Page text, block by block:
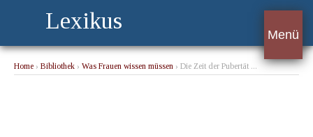
Lexikus
Menü
Home › Bibliothek › Was Frauen wissen müssen › Die Zeit der Pubertät ...